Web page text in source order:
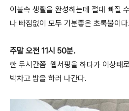
이불속 생활을 완성하는데 절대 빠질
나 빠짐없이 모두 기분좋은 초록불이다.
주말 오전 11시 50분.
한 두시간쯤 웹서핑을 하다가 이상태
박차고 밥을 하러 나간다.